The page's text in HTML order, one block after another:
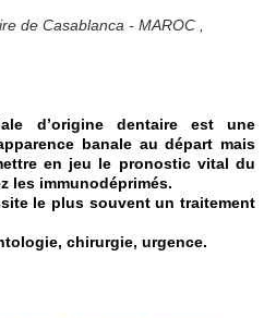
de Casablanca - MAROC ,
d’origine dentaire est une
banale au départ mais
en jeu le pronostic vital du
les immunodéprimés.
le plus souvent un traitement
chirurgie, urgence.